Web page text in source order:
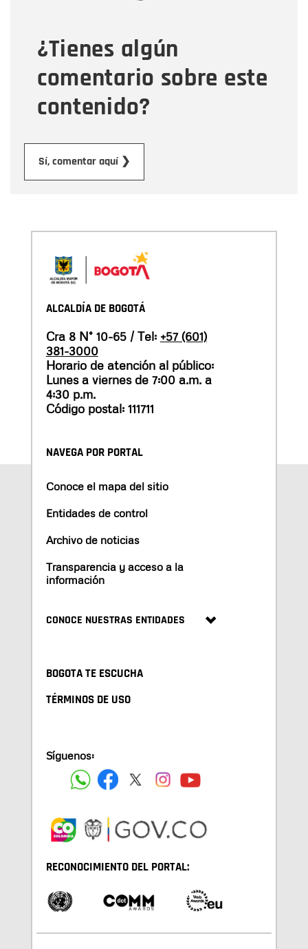
¿Tienes algún
comentario sobre este
contenido?
Sí, comentar aquí ❯
Mensaje
ALCALDÍA DE BOGOTÁ
Cra 8 N° 10-65 / Tel: +57 (601)
381-3000
Horario de atención al público:
Lunes a viernes de 7:00 a.m. a
4:30 p.m.
Código postal: 111711
NAVEGA POR PORTAL
Conoce el mapa del sitio
Entidades de control
Archivo de noticias
Transparencia y acceso a la
información
CONOCE NUESTRAS ENTIDADES
BOGOTA TE ESCUCHA
TÉRMINOS DE USO
Síguenos:
RECONOCIMIENTO DEL PORTAL: